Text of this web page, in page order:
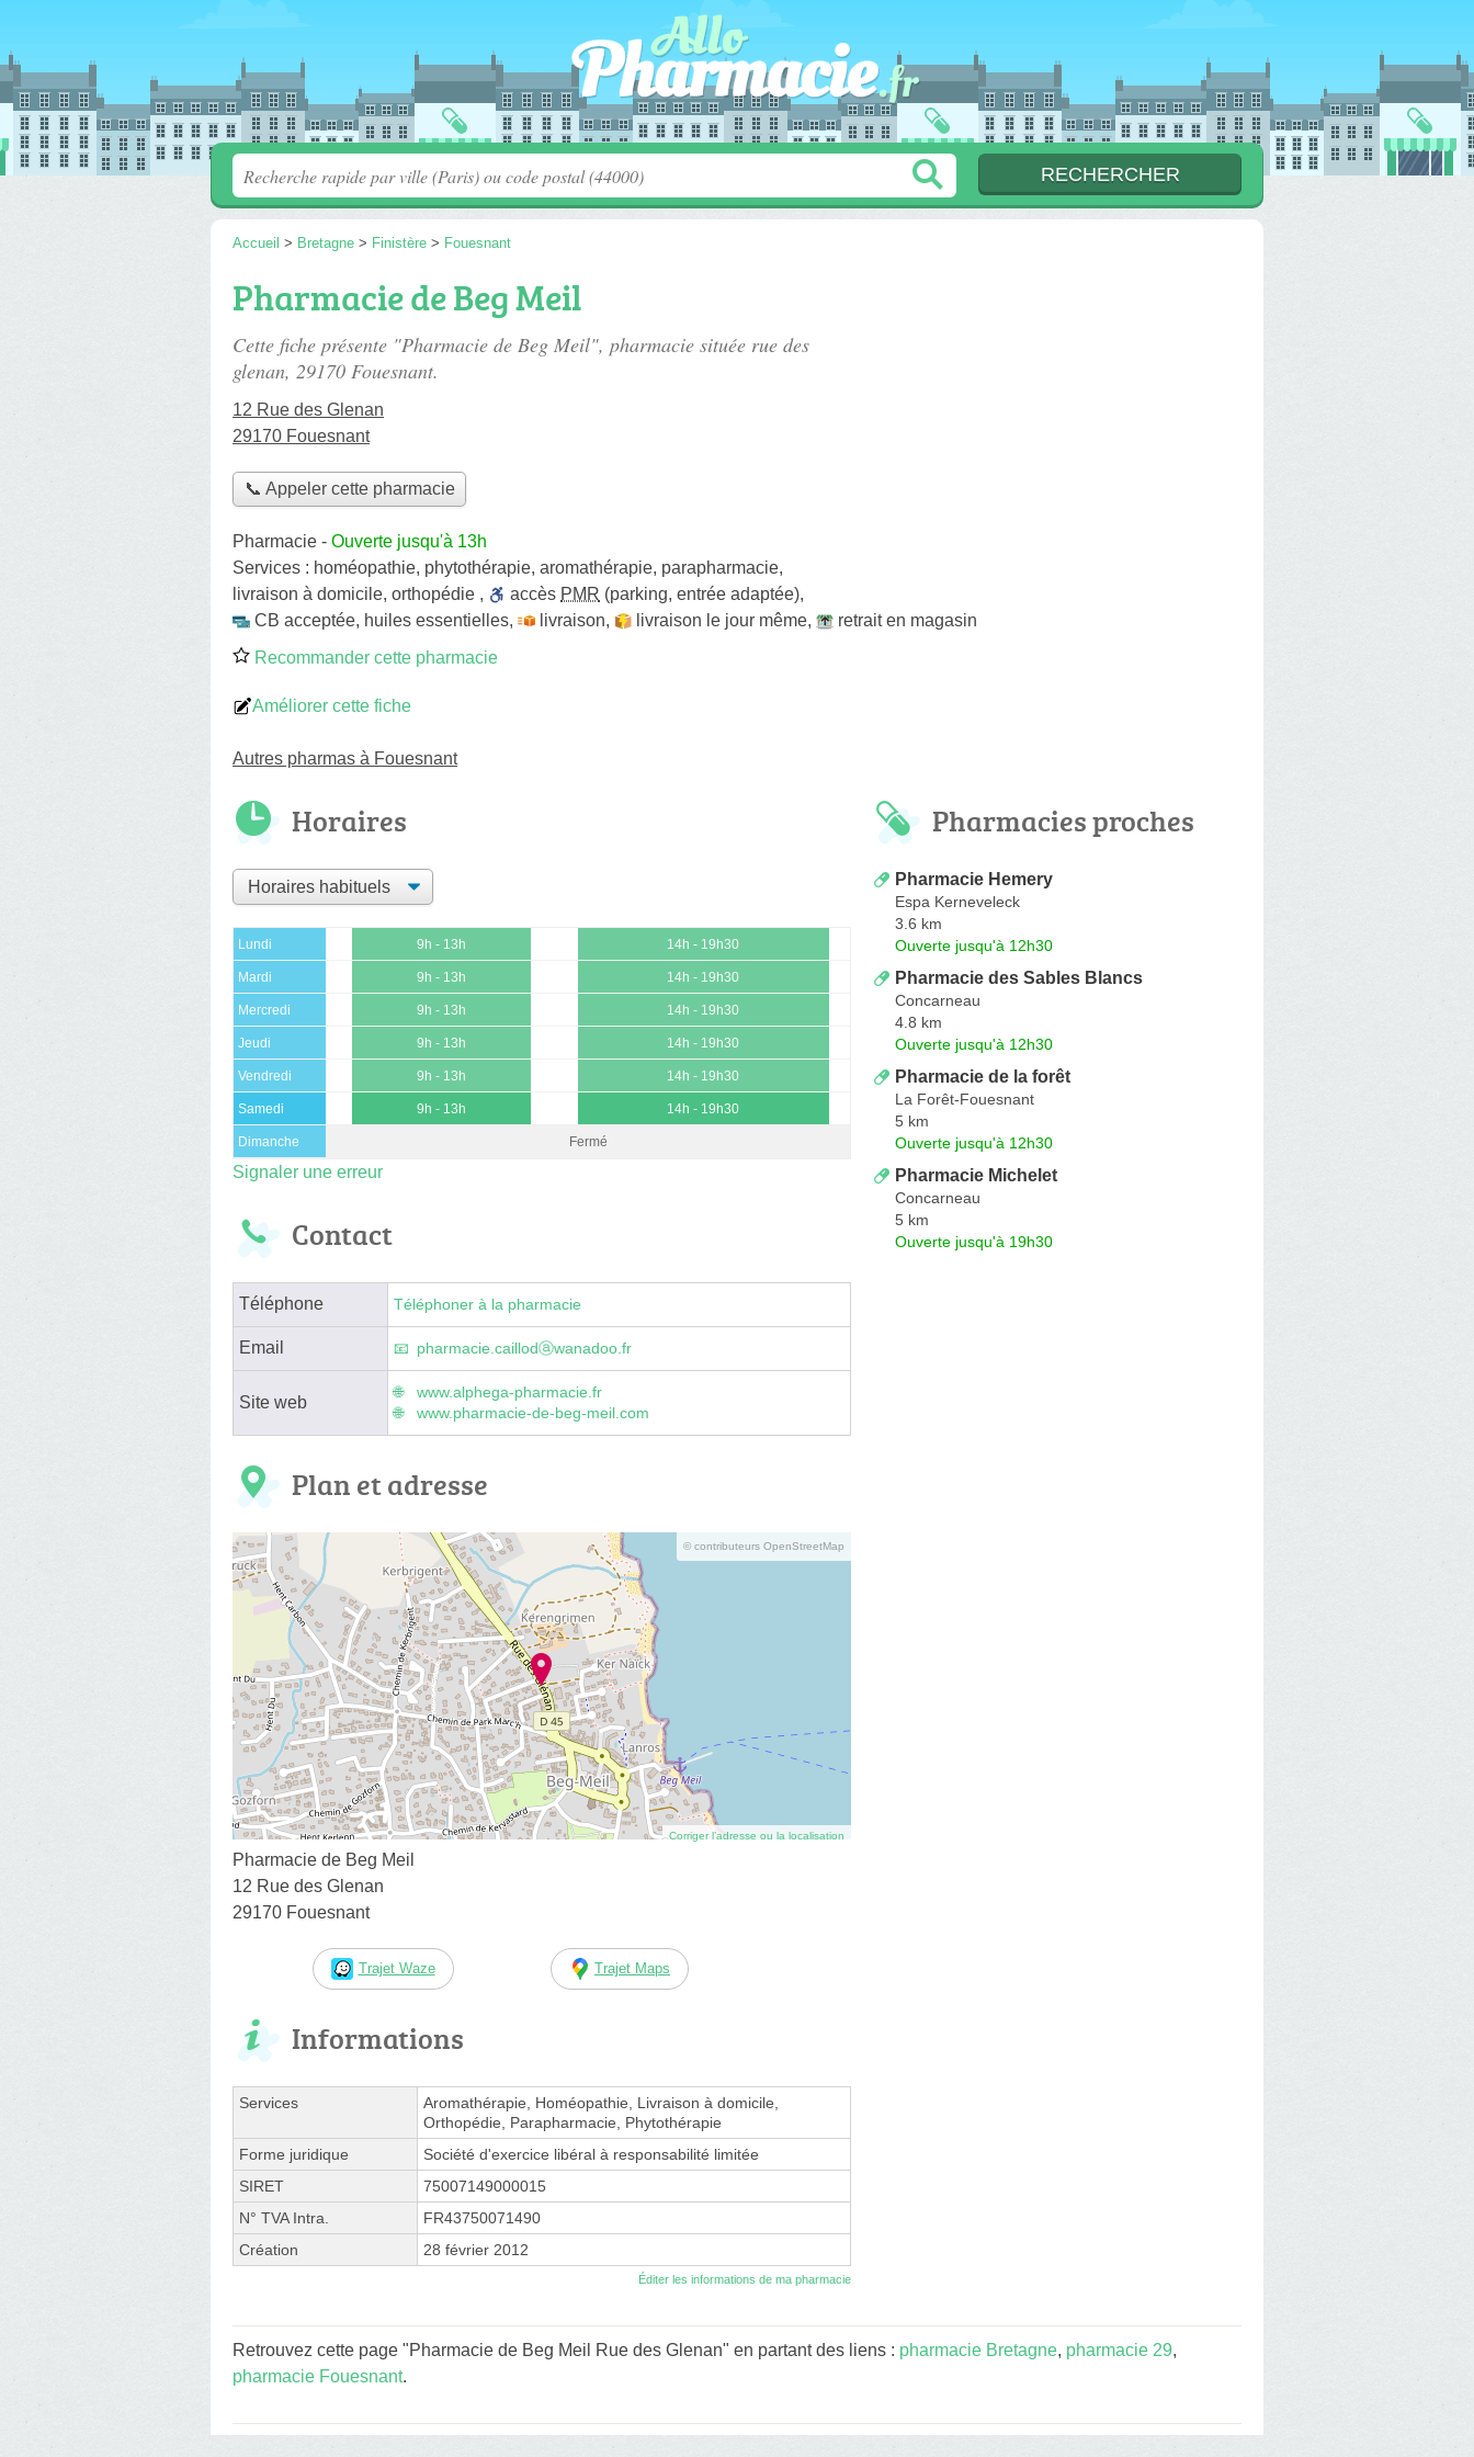
Accueil > Bretagne > Finistère > Fouesnant
Pharmacie de Beg Meil
Cette fiche présente "Pharmacie de Beg Meil", pharmacie située rue des
glenan, 29170 Fouesnant.
12 Rue des Glenan
29170 Fouesnant
📞 Appeler cette pharmacie
Pharmacie - Ouverte jusqu'à 13h
Services : homéopathie, phytothérapie, aromathérapie, parapharmacie,
livraison à domicile, orthopédie , accès PMR (parking, entrée adaptée),
CB acceptée, huiles essentielles, livraison, livraison le jour même,
retrait en magasin
Recommander cette pharmacie
Améliorer cette fiche
Autres pharmas à Fouesnant
Horaires
Lundi 9h - 13h 14h - 19h30
Mardi 9h - 13h 14h - 19h30
Mercredi 9h - 13h 14h - 19h30
Jeudi 9h - 13h 14h - 19h30
Vendredi 9h - 13h 14h - 19h30
Samedi 9h - 13h 14h - 19h30
Dimanche Fermé
Signaler une erreur
Contact
Téléphone Téléphoner à la pharmacie
Email pharmacie.caillodⓐwanadoo.fr
Site web
www.alphega-pharmacie.fr
www.pharmacie-de-beg-meil.com
Plan et adresse
© contributeurs OpenStreetMap
Corriger l’adresse ou la localisation
Pharmacie de Beg Meil
12 Rue des Glenan
29170 Fouesnant
Trajet Waze Trajet Maps
Informations
Services
Aromathérapie, Homéopathie, Livraison à domicile,
Orthopédie, Parapharmacie, Phytothérapie
Forme juridique
Société d'exercice libéral à responsabilité limitée
SIRET
75007149000015
N° TVA Intra.
FR43750071490
Création
28 février 2012
Éditer les informations de ma pharmacie
Pharmacies proches
Pharmacie Hemery
Espa Kerneveleck
3.6 km
Ouverte jusqu'à 12h30
Pharmacie des Sables Blancs
Concarneau
4.8 km
Ouverte jusqu'à 12h30
Pharmacie de la forêt
La Forêt-Fouesnant
5 km
Ouverte jusqu'à 12h30
Pharmacie Michelet
Concarneau
5 km
Ouverte jusqu'à 19h30
Retrouvez cette page "Pharmacie de Beg Meil Rue des Glenan" en partant des liens : pharmacie Bretagne, pharmacie 29,
pharmacie Fouesnant.